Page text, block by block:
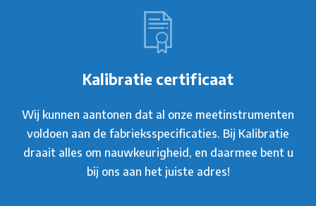
Kalibratie certificaat
Wij kunnen aantonen dat al onze meetinstrumenten
voldoen aan de fabrieksspecificaties. Bij Kalibratie
draait alles om nauwkeurigheid, en daarmee bent u
bij ons aan het juiste adres!